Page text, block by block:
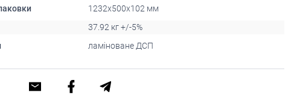
1232х500х102 мм
37.92 кг +/-5%
ламіноване ДСП